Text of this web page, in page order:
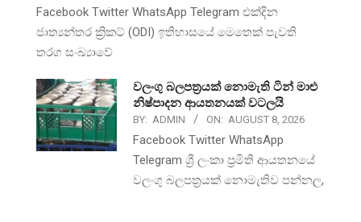
Facebook Twitter WhatsApp Telegram එක්දින
ජාත්‍යන්තර ක්‍රිකට් (ODI) ඉතිහාසයේ මෙතෙක් පැවති
තරග සංඛ්‍යාවේ
වලංගු බලපත්‍රයක් නොමැති ටින් මාළු
නිෂ්පාදන ආයතනයක් වටලයි
BY: ADMIN ON: AUGUST 8, 2026
Facebook Twitter WhatsApp
Telegram ශ්‍රී ලංකා ප්‍රමිති ආයතනයේ
වලංගු බලපත්‍රයක් නොමැතිව පන්නල,